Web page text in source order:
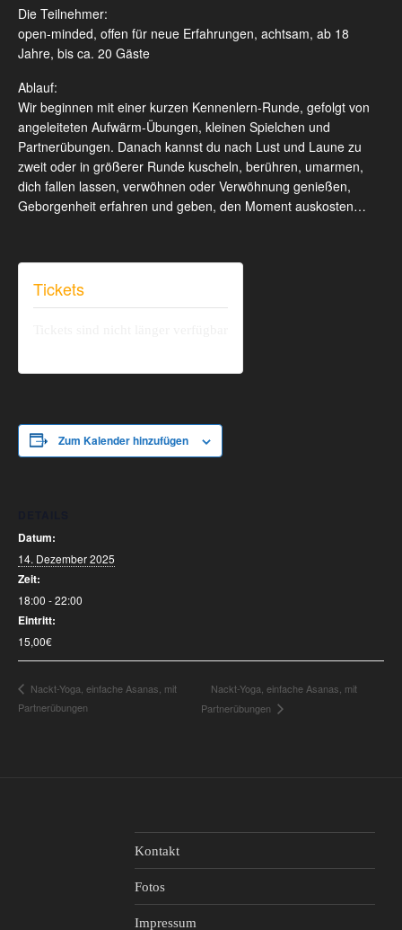
Die Teilnehmer:
open-minded, offen für neue Erfahrungen, achtsam, ab 18
Jahre, bis ca. 20 Gäste
Ablauf:
Wir beginnen mit einer kurzen Kennenlern-Runde, gefolgt von
angeleiteten Aufwärm-Übungen, kleinen Spielchen und
Partnerübungen. Danach kannst du nach Lust und Laune zu
zweit oder in größerer Runde kuscheln, berühren, umarmen,
dich fallen lassen, verwöhnen oder Verwöhnung genießen,
Geborgenheit erfahren und geben, den Moment auskosten…
Tickets
Zum Kalender hinzufügen
Datum:
14. Dezember 2025
Zeit:
18:00 - 22:00
Eintritt:
15,00€
Nackt-Yoga, einfache Asanas, mit
Partnerübungen
Nackt-Yoga, einfache Asanas, mit
Partnerübungen
Kontakt
Fotos
Impressum